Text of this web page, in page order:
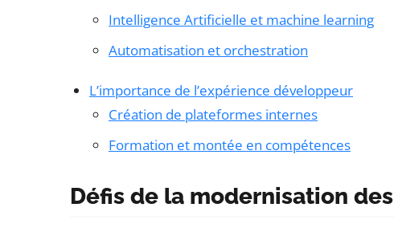
Intelligence Artificielle et machine learning
Automatisation et orchestration
L’importance de l’expérience développeur
Création de plateformes internes
Formation et montée en compétences
Défis de la modernisation